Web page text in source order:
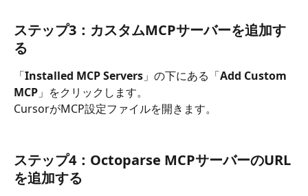
ステップ3：カスタムMCPサーバーを追加す
る
「Installed MCP Servers」の下にある「Add Custom
MCP」をクリックします。
CursorがMCP設定ファイルを開きます。
ステップ4：Octoparse MCPサーバーのURL
を追加する